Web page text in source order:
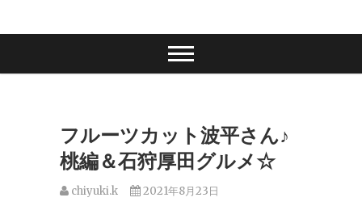
フルーツカット波平さん♪
桃編＆石狩厚田グルメ☆
chiyuki.k 2021年8月23日